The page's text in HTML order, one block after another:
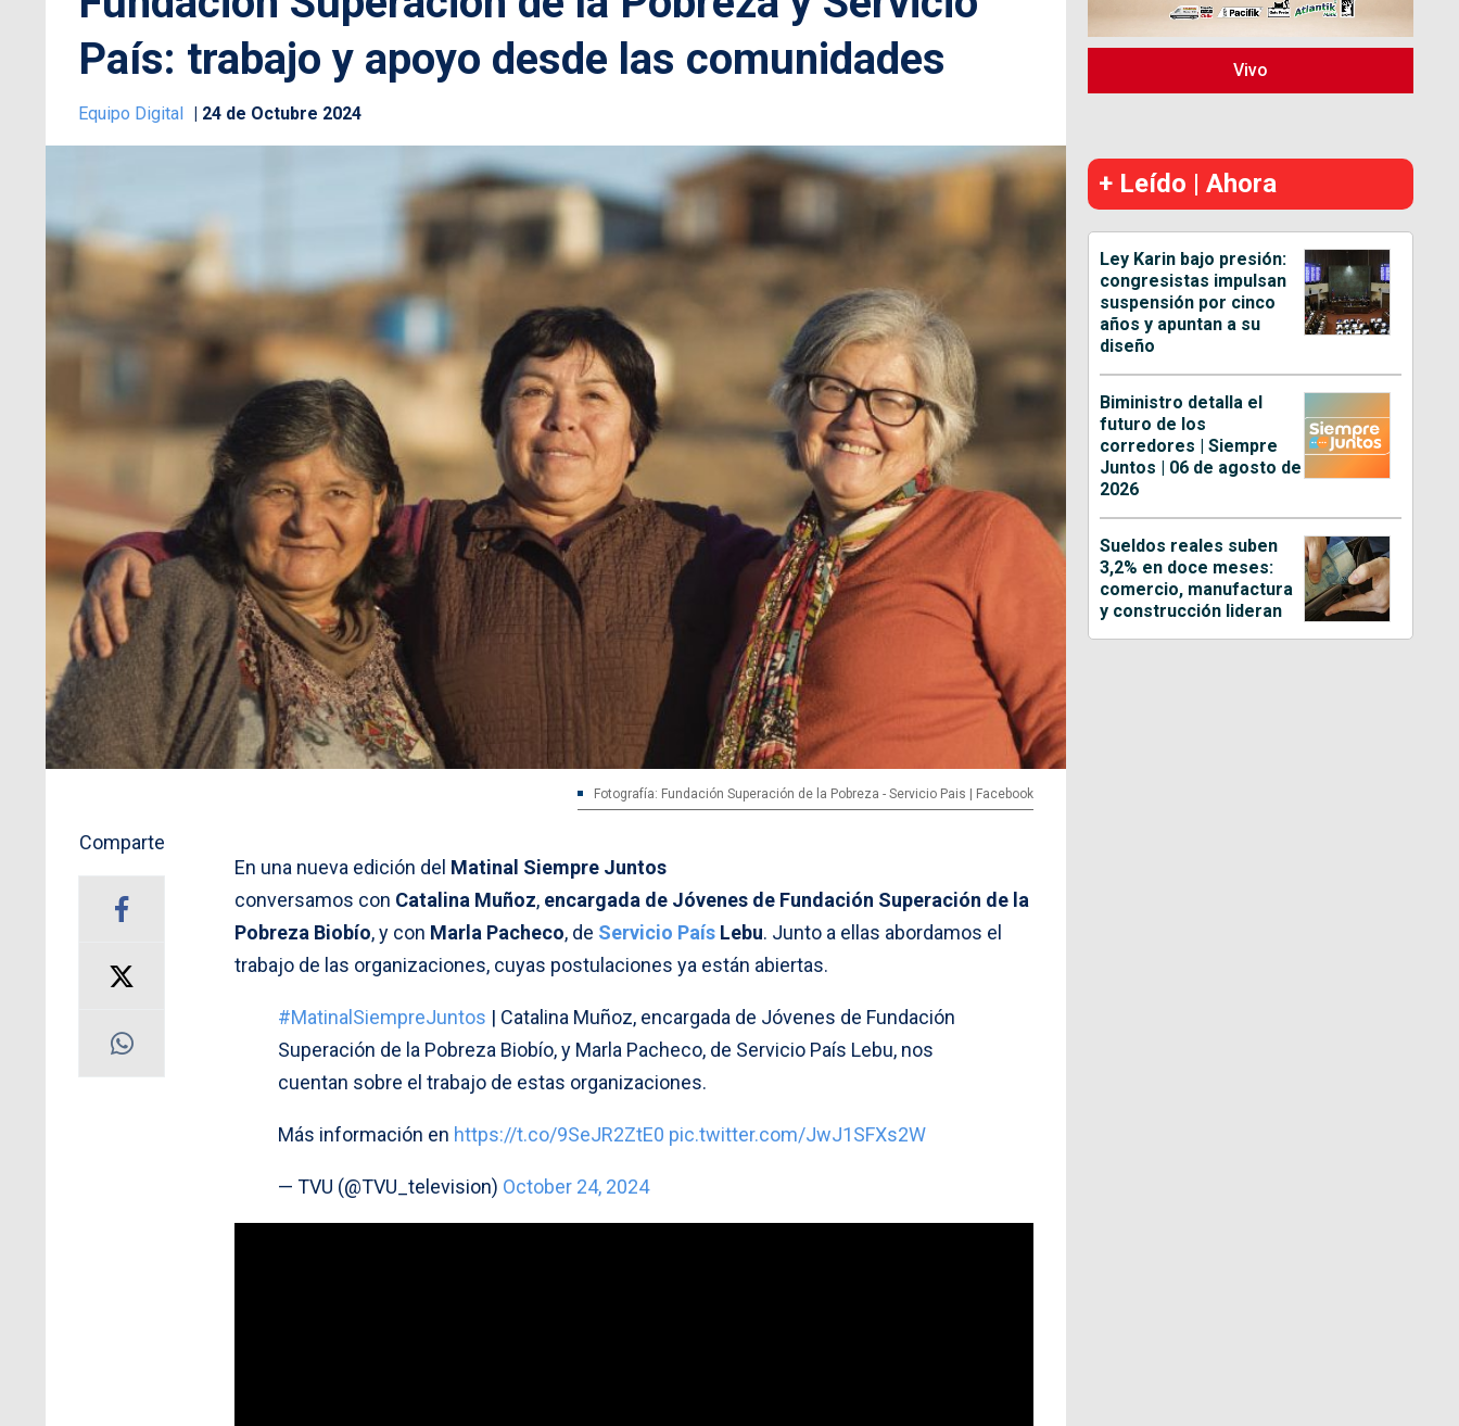
País: trabajo y apoyo desde las comunidades
Equipo Digital 24 de Octubre 2024
Fotografía: Fundación Superación de la Pobreza - Servicio Pais | Facebook
Comparte
En una nueva edición del Matinal Siempre Juntos
conversamos con Catalina Muñoz, encargada de Jóvenes de Fundación Superación de la
Pobreza Biobío, y con Marla Pacheco, de Servicio País Lebu. Junto a ellas abordamos el
trabajo de las organizaciones, cuyas postulaciones ya están abiertas.
#MatinalSiempreJuntos | Catalina Muñoz, encargada de Jóvenes de Fundación
Superación de la Pobreza Biobío, y Marla Pacheco, de Servicio País Lebu, nos
cuentan sobre el trabajo de estas organizaciones.
Más información en https://t.co/9SeJR2ZtE0 pic.twitter.com/JwJ1SFXs2W
— TVU (@TVU_television) October 24, 2024
Vivo
+ Leído | Ahora
Ley Karin bajo presión:
congresistas impulsan
suspensión por cinco
años y apuntan a su
diseño
Biministro detalla el
futuro de los
corredores | Siempre
Juntos | 06 de agosto de
2026
Sueldos reales suben
3,2% en doce meses:
comercio, manufactura
y construcción lideran